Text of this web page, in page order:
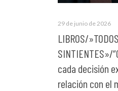
29 de junio de 2026
LIBROS/
SINTIENTES»/
cada decisión
relación con el